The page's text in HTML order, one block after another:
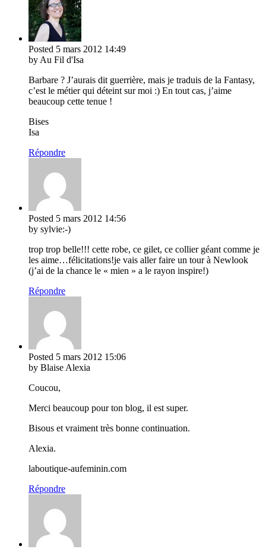
Posted 5 mars 2012 14:49
by Au Fil d'Isa
Barbare ? J’aurais dit guerrière, mais je traduis de la Fantasy,
c’est le métier qui déteint sur moi :) En tout cas, j’aime
beaucoup cette tenue !
Bises
Isa
Répondre
Posted 5 mars 2012 14:56
by sylvie:-)
trop trop belle!!! cette robe, ce gilet, ce collier géant comme je
les aime…félicitations!je vais aller faire un tour à Newlook
(j’ai de la chance le « mien » a le rayon inspire!)
Répondre
Posted 5 mars 2012 15:06
by Blaise Alexia
Coucou,
Merci beaucoup pour ton blog, il est super.
Bisous et vraiment très bonne continuation.
Alexia.
laboutique-aufeminin.com
Répondre